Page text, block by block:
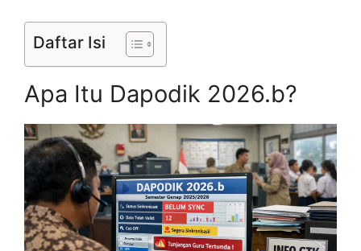
Daftar Isi
Apa Itu Dapodik 2026.b?